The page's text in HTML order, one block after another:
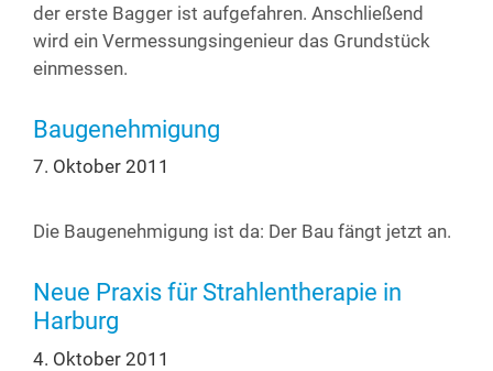
der ers­te Bag­ger ist auf­ge­fah­ren. Anschlie­ßend
wird ein Ver­mes­sungs­in­ge­nieur das Grund­stück
einmessen.
Baugenehmigung
7. Oktober 2011
Die Bau­ge­neh­mi­gung ist da: Der Bau fängt jetzt an.
Neue Praxis für Strahlentherapie in
Harburg
4. Oktober 2011